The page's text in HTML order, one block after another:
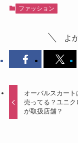
ファッション
よ
オーバルスカート
売ってる？ユニク
が取扱店舗？